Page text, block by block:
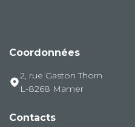
Coordonnées
2, rue Gaston Thorn
L-8268 Mamer
Contacts